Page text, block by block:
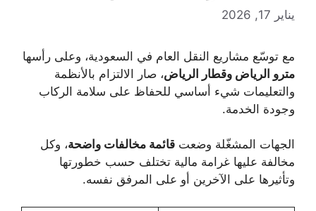
يناير 17, 2026
مع توسّع مشاريع النقل العام في السعودية، وعلى رأسها
مترو الرياض وقطار الرياض، صار الالتزام بالأنظمة
والتعليمات شيء أساسي للحفاظ على سلامة الركاب
وجودة الخدمة.
الجهات المشغّلة وضعت قائمة مخالفات واضحة، وكل
مخالفة عليها غرامة مالية تختلف حسب خطورتها
وتأثيرها على الآخرين أو على المرفق نفسه.